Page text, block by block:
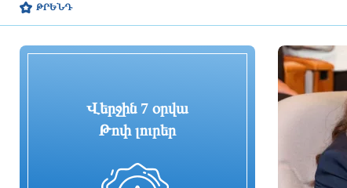
21 ժամ առաջ
ՀԷՑ-ում հաշվիչների գնման
մրցույթից 500 մլն դրամից ավելի
ԹՐԵՆԴ
Վերջին 7 օրվա
Թոփ լուրեր